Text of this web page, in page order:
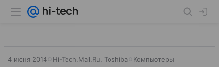
4 июня 2014 Hi-Tech.Mail.Ru, Toshiba Компьютеры